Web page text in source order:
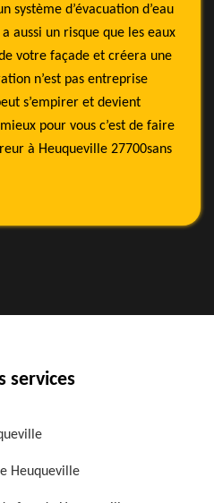
système d’évacuation d’eau
aussi un risque que les eaux
votre façade et créera une
n’est pas entreprise
s’empirer et devient
pour vous c’est de faire
à Heuqueville 27700sans
services
Heuqueville